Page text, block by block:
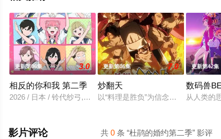
更新第06集 3.0
相反的你和我 第二季
2026 / 日本 / 铃代纱弓,坂田将吾,谷口梦奈,平林瑚夏,岩田安吉,岛
更新第06集 7.0
炒翻天
以“料理是胜负”为信念、“中国菜霸
更新第42集
数码兽
从人类的
共0 条 “杜鹃的婚约第二季” 影评
影片评论